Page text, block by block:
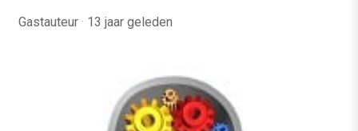
Gastauteur · 13 jaar geleden